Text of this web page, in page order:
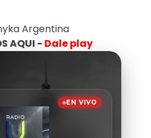
Argentina
AQUI - Dale play